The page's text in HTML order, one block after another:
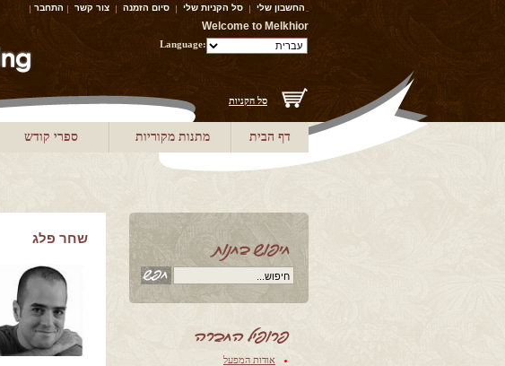
Welcome to Melkhior
Language:
סל הקניות
החשבון שלי סל הקניות שלי סיום הזמנה צור קשר התחבר
דף הבית מתנות מקוריות ספרי קודש
‫אודות המפעל‬
שחר פלג